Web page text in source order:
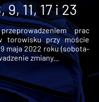
11, 17 i 23
prac
torowisku przy moście
maja 2022 roku (sobota-
zmiany...